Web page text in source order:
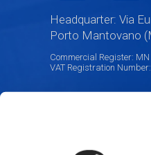
Headquarter: Via
Porto Mantovano
Commercial Register:
VAT Registration